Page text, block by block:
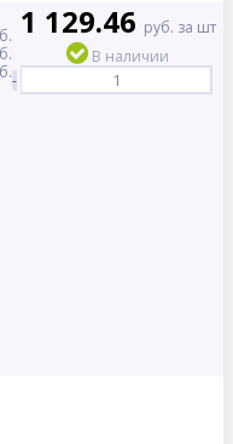
1 129.46 руб. за шт
В наличии
-